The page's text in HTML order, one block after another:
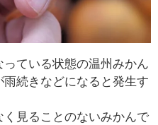
ている状態の温州みかん
続きなどになると発生す
見ることのないみかんで